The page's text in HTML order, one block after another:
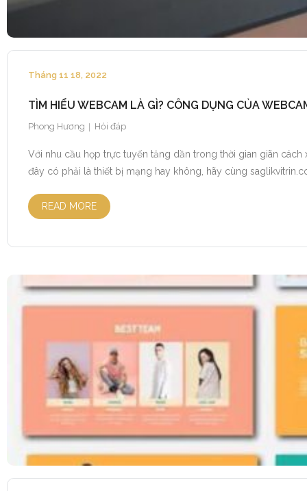
TÌM HIỂU WEBCAM LÀ GÌ? CÔNG DỤNG CỦA
Tháng 11 18, 2022
Phong Hương Hỏi đáp
Với nhu cầu họp trực tuyến tăng dần trong thời gian giãn
đây có phải là thiết bị mạng hay không, hãy cùng
READ MORE